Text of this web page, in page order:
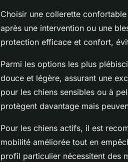
Choisir une collerette
après une intervention ou une
protection efficace et confort,
Parmi les options les plus
douce et légère, assurant une
pour les chiens sensibles ou à
protègent davantage mais
Pour les chiens actifs, il est
mobilité améliorée tout en
profil particulier nécessitent des